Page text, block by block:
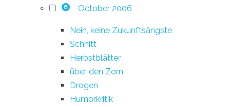
8 October 2006
Nein, keine Zukunftsängste
Schnitt
Herbstblätter
über den Zorn
Drogen
Humorkritik